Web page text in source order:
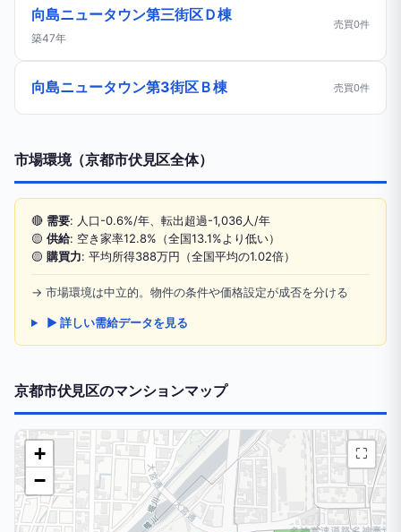
向島ニュータウン第三街区Ｄ棟
築47年
売買0件
向島ニュータウン第3街区Ｂ棟 売買0件
市場環境（京都市伏見区全体）
🔴 需要: 人口-0.6%/年、転出超過-1,036人/年
🟡 供給: 空き家率12.8%（全国13.1%より低い）
🟡 購買力: 平均所得388万円（全国平均の1.02倍）
→ 市場環境は中立的。物件の条件や価格設定が成否を分ける
▶ 詳しい需給データを見る
京都市伏見区のマンションマップ
+
−
⛶